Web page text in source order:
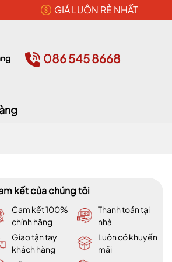
GIÁ LUÔN RẺ NHẤT
086 545 8668
kết của chúng tôi
Cam kết 100%
chính hãng
Thanh toán tại
nhà
Giao tận tay
khách hàng
Luôn có khuyến
mãi